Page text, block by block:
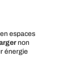
espaces
non
énergie